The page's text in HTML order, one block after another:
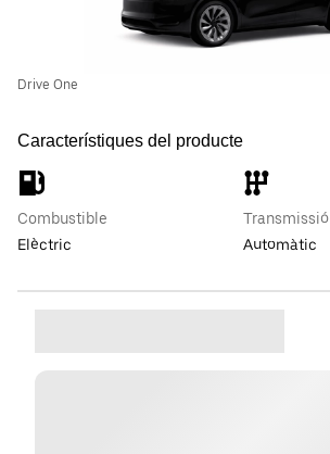
Drive One
Característiques del producte
Combustible
Elèctric
Transmissió
Automàtic